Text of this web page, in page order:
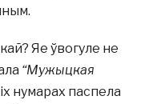
Яе ўвогуле не
“Мужыцкая
нумарах паспела